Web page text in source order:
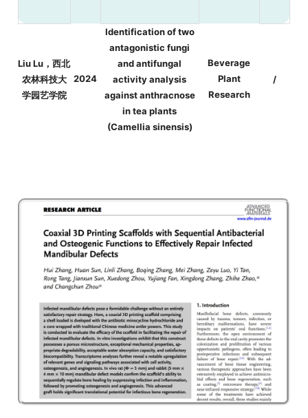
Liu Lu，西北
农林科技大
学园艺学院
2024
Identification of two
antagonistic fungi
and antifungal
activity analysis
against anthracnose
in tea plants
(Camellia sinensis)
Beverage
Plant
Research
/